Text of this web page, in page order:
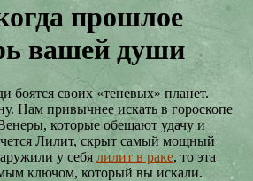
прошлое
вашей души
боятся своих «теневых» планет.
Нам привычнее искать в гороскопе
которые обещают удачу и
Лилит, скрыт самый мощный
у себя лилит в раке, то эта
ключом, который вы искали.